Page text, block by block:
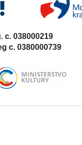
c. 038000219
c. 0380000739